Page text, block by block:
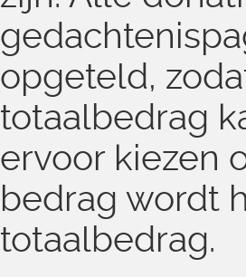
opgeteld,
totaalbedrag
ervoor kiezen
bedrag wordt
totaalbedrag.